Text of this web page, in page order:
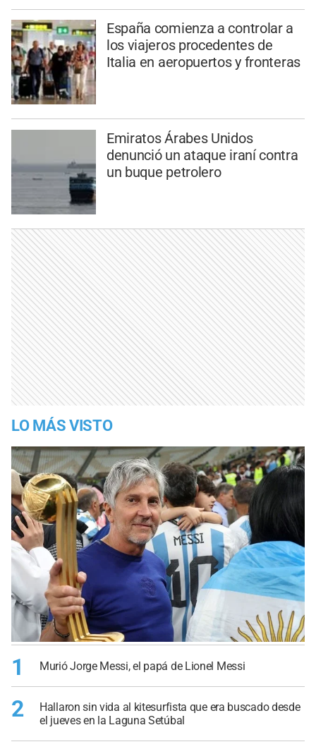
España comienza a controlar a
los viajeros procedentes de
Italia en aeropuertos y fronteras
Emiratos Árabes Unidos
denunció un ataque iraní contra
un buque petrolero
LO MÁS VISTO
1 Murió Jorge Messi, el papá de Lionel Messi
2
Hallaron sin vida al kitesurfista que era buscado desde
el jueves en la Laguna Setúbal